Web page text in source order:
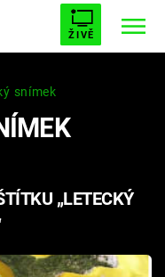
ŽIVĚ
UPÍRŮ
5
snímek
„LETECKÝ